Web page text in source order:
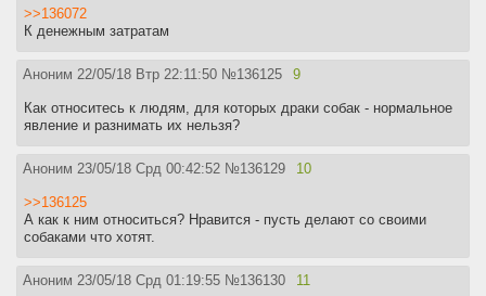
>>136072
К денежным затратам
Аноним 22/05/18 Втр 22:11:50 №136125 9
Как относитесь к людям, для которых драки собак - нормальное
явление и разнимать их нельзя?
Аноним 23/05/18 Срд 00:42:52 №136129 10
>>136125
А как к ним относиться? Нравится - пусть делают со своими
собаками что хотят.
Аноним 23/05/18 Срд 01:19:55 №136130 11